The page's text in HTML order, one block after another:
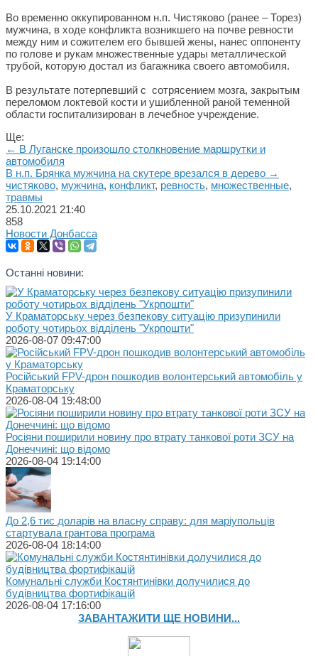
Во временно оккупированном н.п. Чистяково (ранее – Торез)
мужчина, в ходе конфликта возникшего на почве ревности
между ним и сожителем его бывшей жены, нанес оппоненту
по голове и рукам множественные удары металлической
трубой, которую достал из багажника своего автомобиля.
В результате потерпевший с сотрясением мозга, закрытым
переломом локтевой кости и ушибленной раной теменной
области госпитализирован в лечебное учреждение.
Ще:
← В Луганске произошло столкновение маршрутки и
автомобиля
В н.п. Брянка мужчина на скутере врезался в дерево →
чистяково, мужчина, конфликт, ревность, множественные,
травмы
25.10.2021 21:40
858
Новости Донбасса
Останні новини:
У Краматорську через безпекову ситуацію призупинили
роботу чотирьох відділень "Укрпошти"
2026-08-07 09:47:00
Російський FPV-дрон пошкодив волонтерський автомобіль у
Краматорську
2026-08-04 19:48:00
Росіяни поширили новину про втрату танкової роти ЗСУ на
Донеччині: що відомо
2026-08-04 19:14:00
До 2,6 тис доларів на власну справу: для маріупольців
стартувала грантова програма
2026-08-04 18:14:00
Комунальні служби Костянтинівки долучилися до
будівництва фортифікацій
2026-08-04 17:16:00
ЗАВАНТАЖИТИ ЩЕ НОВИНИ...